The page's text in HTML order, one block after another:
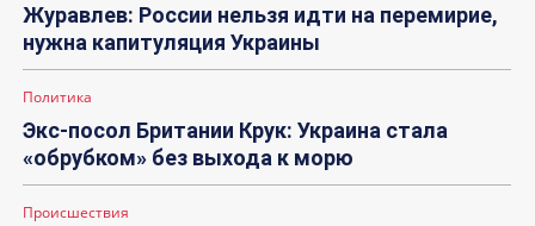
Журавлев: России нельзя идти на перемирие,
нужна капитуляция Украины
Политика
Экс-посол Британии Крук: Украина стала
«обрубком» без выхода к морю
Происшествия